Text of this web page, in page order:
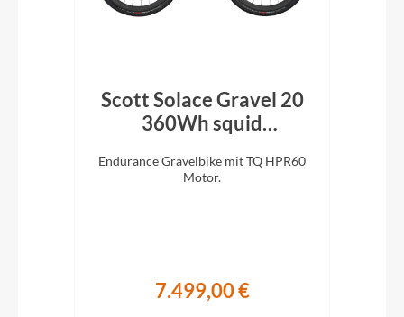
Scott Solace Gravel 20
360Wh squid
Endurance Gravelbike mit TQ HPR60
Motor.
7.499,00 €